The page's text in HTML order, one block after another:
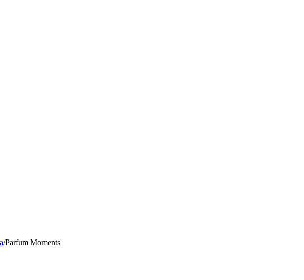
/Parfum Moments